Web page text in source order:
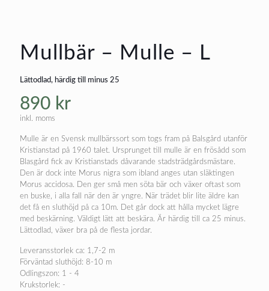
Mullbär – Mulle – L
Lättodlad, härdig till minus 25
890 kr
inkl. moms
Mulle är en Svensk mullbärssort som togs fram på Balsgård utanför
Kristianstad på 1960 talet. Ursprunget till mulle är en frösådd som
Blasgård fick av Kristianstads dåvarande stadsträdgårdsmästare.
Den är dock inte Morus nigra som ibland anges utan släktingen
Morus accidosa. Den ger små men söta bär och växer oftast som
en buske, i alla fall när den är yngre. När trädet blir lite äldre kan
det få en sluthöjd på ca 10m. Det går dock att hålla mycket lägre
med beskärning. Väldigt lätt att beskära. Är härdig till ca 25 minus.
Lättodlad, växer bra på de flesta jordar.
Leveransstorlek ca: 1,7-2 m
Förväntad sluthöjd: 8-10 m
Odlingszon: 1 - 4
Krukstorlek: -